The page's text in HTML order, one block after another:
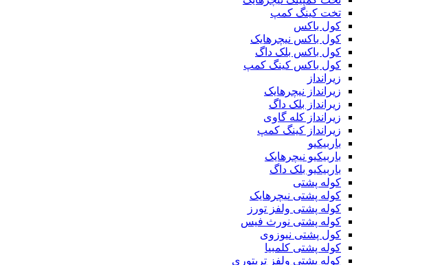
تخت کینگ کمپ
کول باکس
کول باکس نیچرهایک
کول باکس بلک داگ
کول باکس کینگ کمپ
زیرانداز
زیرانداز نیچرهایک
زیرانداز بلک داگ
زیرانداز کله گاوی
زیرانداز کینگ کمپ
باربیکیو
باربیکیو نیچرهایک
باربیکیو بلک داگ
کوله پشتی
کوله پشتی نیچرهایک
کوله پشتی ولفز تورز
کوله پشتی نورث فیس
کول پشتی نیوزوی
کوله پشتی کلمبیا
کوله پشتی ولفز تریتوری